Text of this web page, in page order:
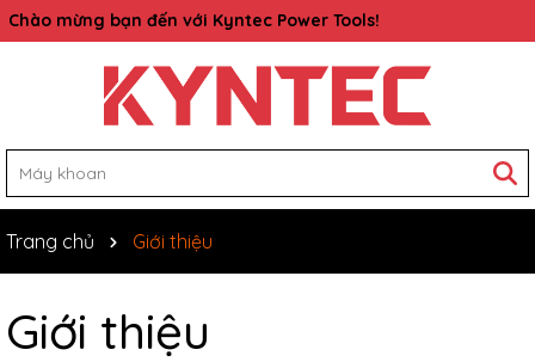
Chào mừng bạn đến với Kyntec Power Tools!
Rất nhiều ưu đãi và chương trình đang chờ đợi bạn
Trang chủ Giới thiệu
Giới thiệu